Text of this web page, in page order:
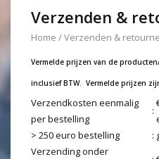
Verzenden &
Home /Verzenden &
Vermelde prijzen van de
inclusief BTW. Vermelde prijzen
Verzendkosten eenmalig
per bestelling
:
> 250 euro bestelling
:
Verzending onder